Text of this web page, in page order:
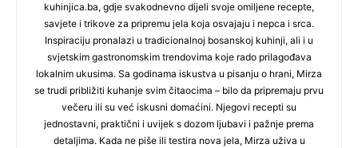
kuhinjica.ba, gdje svakodnevno dijeli svoje omiljene recepte,
savjete i trikove za pripremu jela koja osvajaju i nepca i srca.
Inspiraciju pronalazi u tradicionalnoj bosanskoj kuhinji, ali i u
svjetskim gastronomskim trendovima koje rado prilagođava
lokalnim ukusima. Sa godinama iskustva u pisanju o hrani, Mirza
se trudi približiti kuhanje svim čitaocima – bilo da pripremaju prvu
večeru ili su već iskusni domaćini. Njegovi recepti su
jednostavni, praktični i uvijek s dozom ljubavi i pažnje prema
detaljima. Kada ne piše ili testira nova jela, Mirza uživa u